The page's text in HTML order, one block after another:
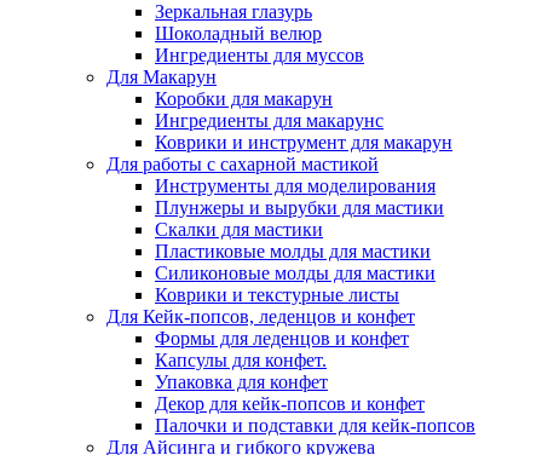
Зеркальная глазурь
Шоколадный велюр
Ингредиенты для муссов
Для Макарун
Коробки для макарун
Ингредиенты для макарунс
Коврики и инструмент для макарун
Для работы с сахарной мастикой
Инструменты для моделирования
Плунжеры и вырубки для мастики
Скалки для мастики
Пластиковые молды для мастики
Силиконовые молды для мастики
Коврики и текстурные листы
Для Кейк-попсов, леденцов и конфет
Формы для леденцов и конфет
Капсулы для конфет.
Упаковка для конфет
Декор для кейк-попсов и конфет
Палочки и подставки для кейк-попсов
Для Айсинга и гибкого кружева